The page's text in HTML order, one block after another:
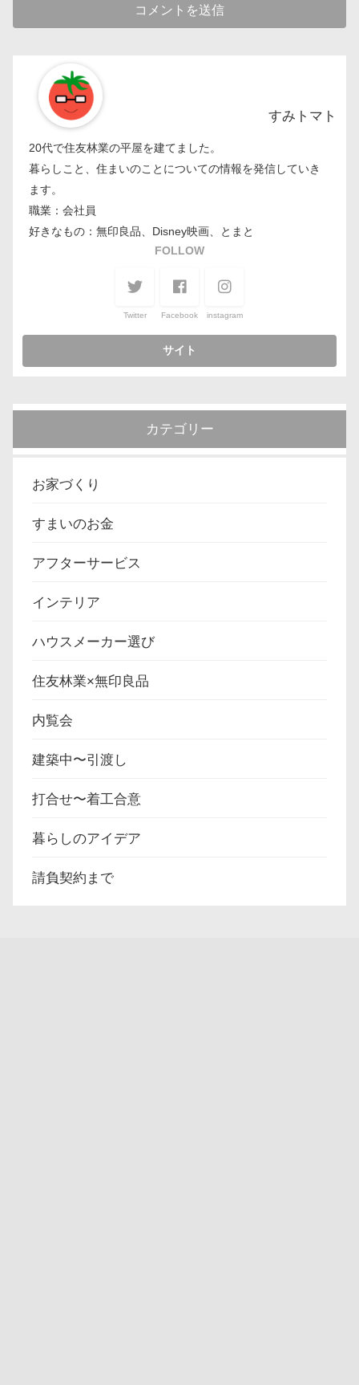
すみトマト
20代で住友林業の平屋を建てました。
暮らしこと、住まいのことについての情報を発信していき
ます。
職業：会社員
好きなもの：無印良品、Disney映画、とまと
FOLLOW
Twitter Facebook instagram
カテゴリー
お家づくり
すまいのお金
アフターサービス
インテリア
ハウスメーカー選び
住友林業×無印良品
内覧会
建築中〜引渡し
打合せ〜着工合意
暮らしのアイデア
請負契約まで